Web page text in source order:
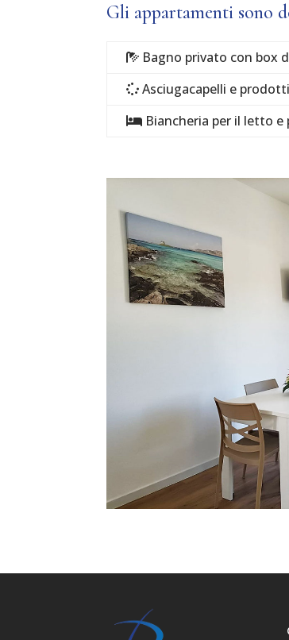
Gli appartamenti sono
Bagno privato con box
Asciugacapelli e
Biancheria per il letto e